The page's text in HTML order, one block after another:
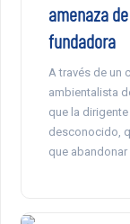
amenaza
fundadora
A través de un
ambientalista
que la
desconocido,
que abandonar